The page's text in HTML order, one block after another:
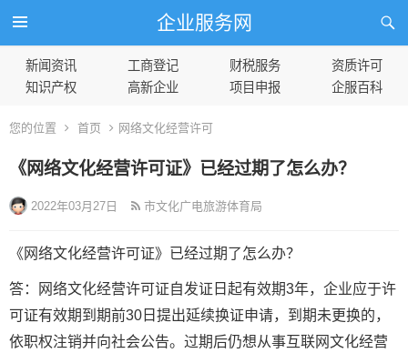
企业服务网
新闻资讯 工商登记 财税服务
资质许可
知识产权
高新企业 项目申报 企服百科
您的位置 首页 网络文化经营许可
《网络文化经营许可证》已经过期了怎么办？
2022年03月27日 市文化广电旅游体育局
《网络文化经营许可证》已经过期了怎么办？
答：网络文化经营许可证自发证日起有效期3年，企业应于许
可证有效期到期前30日提出延续换证申请，到期未更换的，
依职权注销并向社会公告。过期后仍想从事互联网文化经营